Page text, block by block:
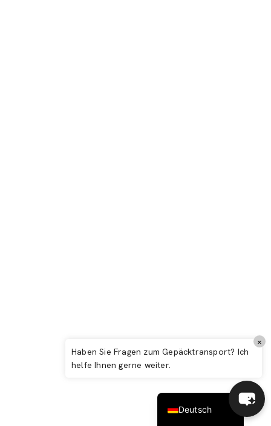
Haben Sie Fragen zum Gepäcktransport? Ich
helfe Ihnen gerne weiter.
×
Deutsch
Español